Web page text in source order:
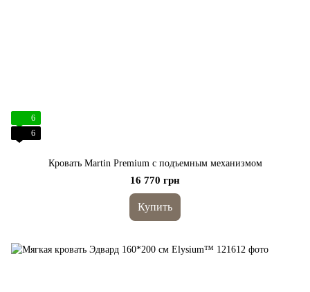
6
6
Кровать Martin Premium с подъемным механизмом
16 770 грн
Купить